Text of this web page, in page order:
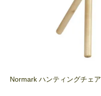
Normark ハンティングチェア